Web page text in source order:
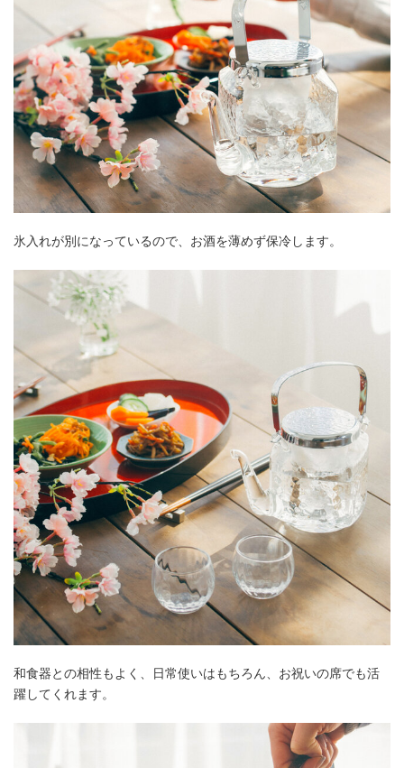
氷入れが別になっているので、お酒を薄めず保冷します。
和食器との相性もよく、日常使いはもちろん、お祝いの席でも活
躍してくれます。